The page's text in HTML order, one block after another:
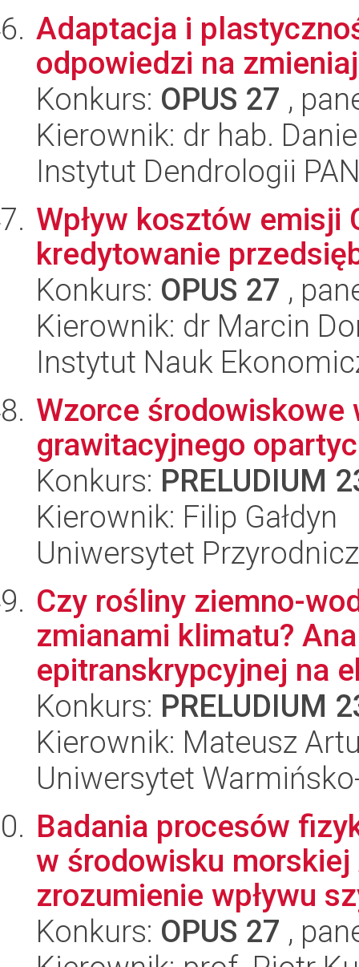
Adaptacja i
odpowiedzi na
Konkurs: OPUS 27 ,
Kierownik: dr hab.
Instytut Dendrologii
Wpływ kosztów emisji
kredytowanie
Konkurs: OPUS 27 ,
Kierownik: dr Marcin
Instytut Nauk
Wzorce środowiskowe
grawitacyjnego
Konkurs: PRELUDIUM
Kierownik: Filip Gałdyn
Uniwersytet
Czy rośliny ziemno-
zmianami klimatu?
epitranskrypcyjnej na
Konkurs: PRELUDIUM
Kierownik: Mateusz
Uniwersytet
Badania procesów
w środowisku
zrozumienie wpływu
Konkurs: OPUS 27 ,